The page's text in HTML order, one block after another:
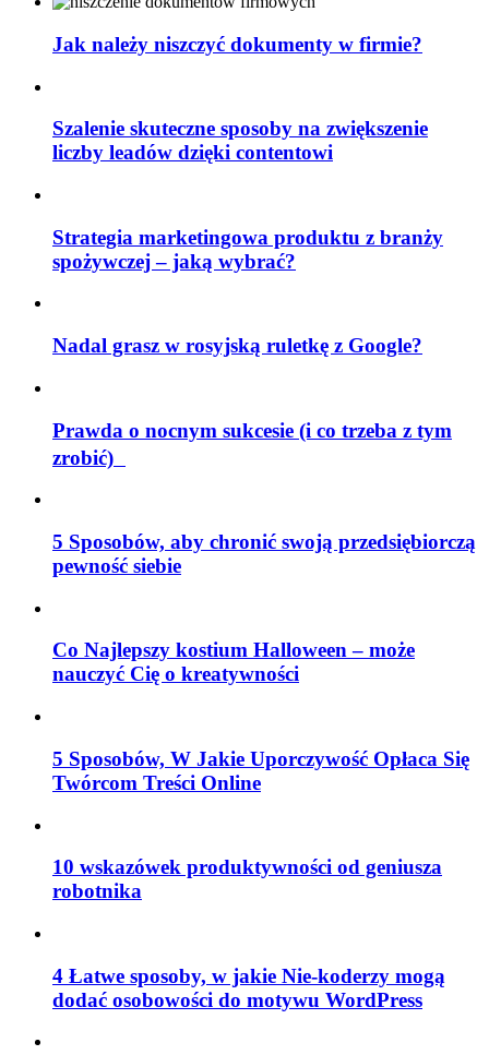
Jak należy niszczyć dokumenty w firmie?
Szalenie skuteczne sposoby na zwiększenie
liczby leadów dzięki contentowi
Strategia marketingowa produktu z branży
spożywczej – jaką wybrać?
Nadal grasz w rosyjską ruletkę z Google?
Prawda o nocnym sukcesie (i co trzeba z tym
zrobić)
5 Sposobów, aby chronić swoją przedsiębiorczą
pewność siebie
Co Najlepszy kostium Halloween – może
nauczyć Cię o kreatywności
5 Sposobów, W Jakie Uporczywość Opłaca Się
Twórcom Treści Online
10 wskazówek produktywności od geniusza
robotnika
4 Łatwe sposoby, w jakie Nie-koderzy mogą
dodać osobowości do motywu WordPress